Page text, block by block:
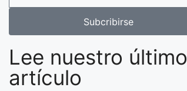
Subcribirse
Lee nuestro último
artículo